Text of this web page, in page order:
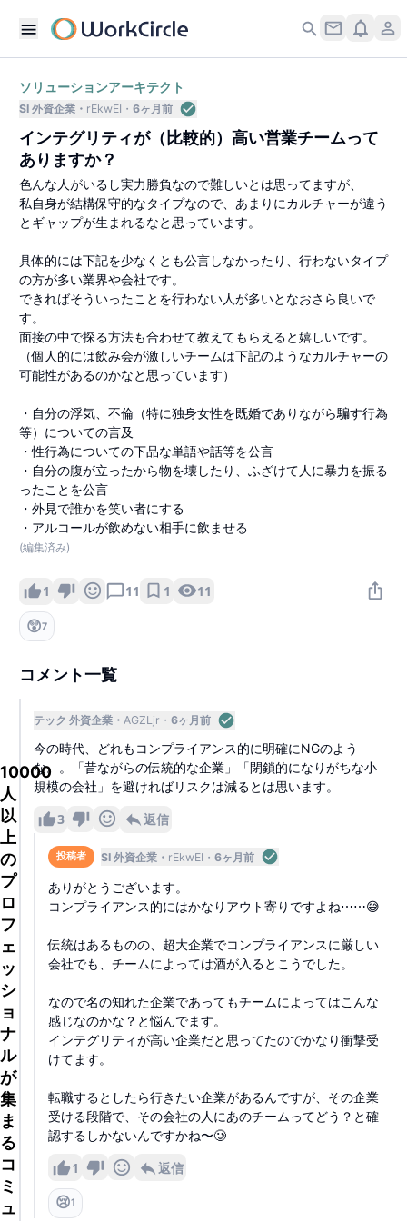
10000
人
以
上
の
プ
ロ
フ
ェ
ッ
シ
ョ
ナ
ル
が
集
ま
る
コ
ミ
ュ
ソリューションアーキテクト
SI 外資企業 rEkwEI 6ヶ月前
インテグリティが（比較的）高い営業チームって
ありますか？
色んな人がいるし実力勝負なので難しいとは思ってますが、
私自身が結構保守的なタイプなので、あまりにカルチャーが違う
とギャップが生まれるなと思っています。
具体的には下記を少なくとも公言しなかったり、行わないタイプ
の方が多い業界や会社です。
できればそういったことを行わない人が多いとなおさら良いで
す。
面接の中で探る方法も合わせて教えてもらえると嬉しいです。
（個人的には飲み会が激しいチームは下記のようなカルチャーの
可能性があるのかなと思っています）
・自分の浮気、不倫（特に独身女性を既婚でありながら騙す行為
等）についての言及
・性行為についての下品な単語や話等を公言
・自分の腹が立ったから物を壊したり、ふざけて人に暴力を振る
ったことを公言
・外見で誰かを笑い者にする
・アルコールが飲めない相手に飲ませる
(編集済み)
1 11 1 11
😲7
コメント一覧
テック 外資企業 AGZLjr 6ヶ月前
今の時代、どれもコンプライアンス的に明確にNGのよう
な。。「昔ながらの伝統的な企業」「閉鎖的になりがちな小
規模の会社」を避ければリスクは減るとは思います。
3 返信
投稿者 SI 外資企業 rEkwEI 6ヶ月前
ありがとうございます。
コンプライアンス的にはかなりアウト寄りですよね⋯⋯😅
伝統はあるものの、超大企業でコンプライアンスに厳しい
会社でも、チームによっては酒が入るとこうでした。
なので名の知れた企業であってもチームによってはこんな
感じなのかな？と悩んでます。
インテグリティが高い企業だと思ってたのでかなり衝撃受
けてます。
転職するとしたら行きたい企業があるんですが、その企業
受ける段階で、その会社の人にあのチームってどう？と確
認するしかないんですかね〜🥲
1 返信
😢1